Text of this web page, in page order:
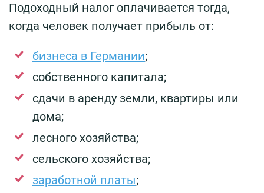
Подоходный налог оплачивается тогда,
когда человек получает прибыль от:
бизнеса в Германии;
собственного капитала;
сдачи в аренду земли, квартиры или
дома;
лесного хозяйства;
сельского хозяйства;
заработной платы;